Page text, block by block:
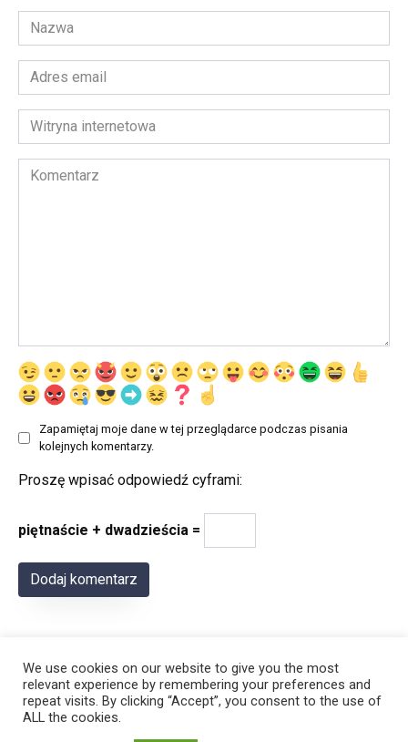
Nazwa
*
Adres
email
*Witryna
internetowa
Komentarz
Zapamiętaj moje dane w tej przeglądarce podczas pisania
kolejnych komentarzy.
Proszę wpisać odpowiedź cyframi:
piętnaście + dwadzieścia =
We use cookies on our website to give you the most
relevant experience by remembering your preferences and
repeat visits. By clicking “Accept”, you consent to the use of
ALL the cookies.